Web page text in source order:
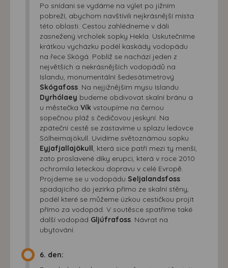
Po snídani se vydáme na výlet po jižním
pobreží, abychom navštívili nejkrásnější místa
této oblasti. Cestou zahlédneme v dáli
zasnežený vrcholek sopky Hekla. Uskutečníme
krátkou vycházku podél kaskády vodopádu
na řece Skógá. Poblíž se nachází jeden z
největších a nekrásnějších vodopádů na
Islandu, monumentální šedesátimetrový
Skógafoss . Na nejjižnějším mysu Islandu
Dyrhólaey budeme obdivovat skalní bránu a
u městečka Vík vstoupíme na černou
sopečnou pláž s čedičovou jeskyní. Na
zpáteční cestě se zastavíme u splazu ledovce
Sólheimajökull. Uvidíme světoznámou sopku
Eyjafjallajökull , která sice patří mezi ty menší,
zato proslavené díky erupci, která v roce 2010
ochromila leteckou dopravu v celé Evropě.
Projdeme se u vodopádu Seljalandsfoss
spadajícího do jezírka přímo ze skalní stěny,
podél které se můžeme úzkou cestičkou projít
přímo za vodopád. V soutěsce spatříme také
další vodopád Gljúfrafoss . Návrat na
ubytování.
6. den: